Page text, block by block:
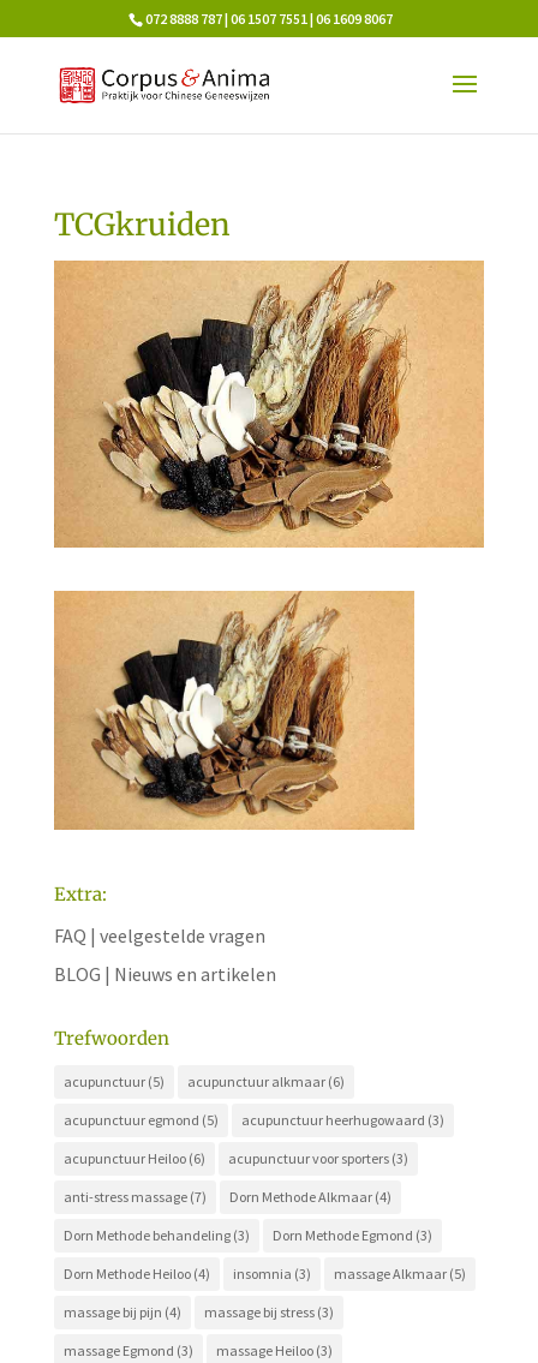
072 8888 787 | 06 1507 7551 | 06 1609 8067
TCGkruiden
Extra:
FAQ | veelgestelde vragen
BLOG | Nieuws en artikelen
Trefwoorden
acupunctuur(5) acupunctuur alkmaar(6)
acupunctuur egmond (5) acupunctuur heerhugowaard (3)
acupunctuur Heiloo(6) acupunctuur voor sporters(3)
anti-stress massage(7) Dorn Methode Alkmaar(4)
Dorn Methode behandeling(3) Dorn Methode Egmond (3)
Dorn Methode Heiloo(4) insomnia (3) massage Alkmaar(5)
massage bij pijn (4) massage bij stress(3)
massage Egmond (3) massage Heiloo(3)